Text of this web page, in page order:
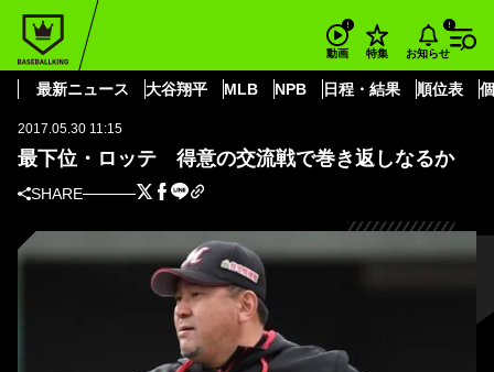
動画 特集 お知らせ
最新ニュース 大谷翔平 MLB NPB 日程・結果 順位表
BASEBALL KING
千葉ロッテマリーンズ
最下位・ロッテ 得意の交流戦で巻き返しなるか
パ・リーグ
2017.05.30 11:15
最下位・ロッテ 得意の交流戦で巻き返しなるか
SHARE